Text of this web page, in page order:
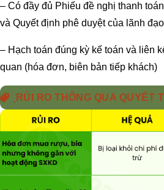
– Có đầy đủ Phiếu đề nghị thanh
và Quyết định phê duyệt của lãnh
– Hạch toán đúng kỳ kế toán và liên
quan (hóa đơn, biên bản tiếp khách)
RỦI RO THÔNG QUA QUYẾT